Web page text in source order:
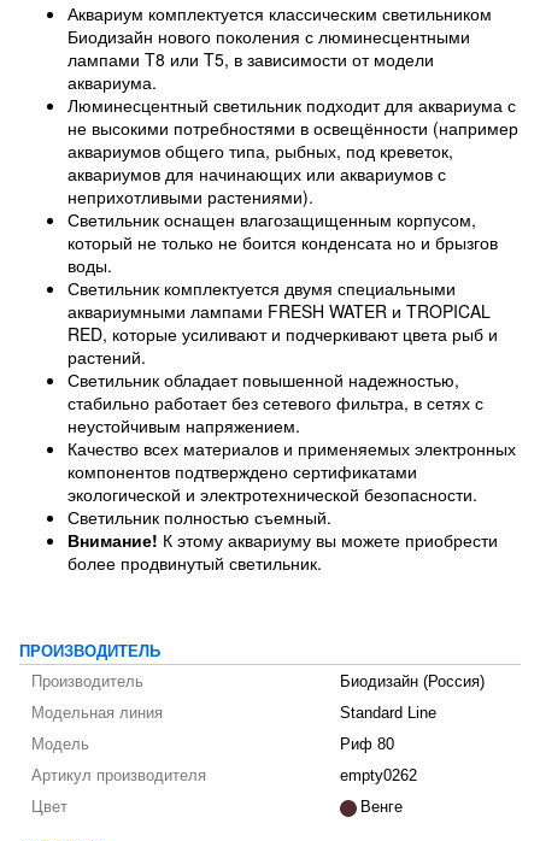
Аквариум комплектуется классическим светильником
Биодизайн нового поколения с люминесцентными
лампами T8 или T5, в зависимости от модели
аквариума.
Люминесцентный светильник подходит для аквариума с
не высокими потребностями в освещённости (например
аквариумов общего типа, рыбных, под креветок,
аквариумов для начинающих или аквариумов с
неприхотливыми растениями).
Светильник оснащен влагозащищенным корпусом,
который не только не боится конденсата но и брызгов
воды.
Светильник комплектуется двумя специальными
аквариумными лампами FRESH WATER и TROPICAL
RED, которые усиливают и подчеркивают цвета рыб и
растений.
Светильник обладает повышенной надежностью,
стабильно работает без сетевого фильтра, в сетях с
неустойчивым напряжением.
Качество всех материалов и применяемых электронных
компонентов подтверждено сертификатами
экологической и электротехнической безопасности.
Светильник полностью съемный.
Внимание! К этому аквариуму вы можете приобрести
более продвинутый светильник.
ПРОИЗВОДИТЕЛЬ
Производитель
Биодизайн (Россия)
Модельная линия
Standard Line
Модель
Риф 80
Артикул производителя
empty0262
Цвет
Венге